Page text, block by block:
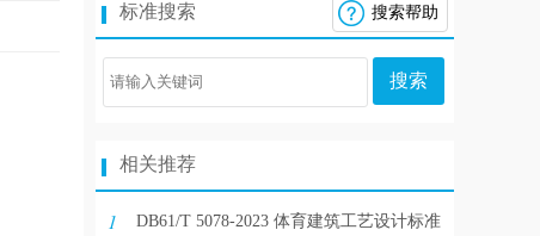
标准搜索 搜索帮助
搜索
相关推荐
1 DB61/T 5078-2023 体育建筑工艺设计标准